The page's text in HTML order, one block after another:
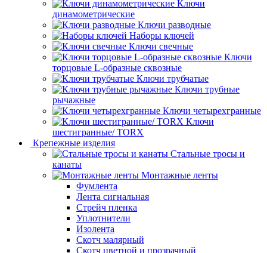
Ключи
динамометрические
Ключи разводные
Наборы ключей
Ключи свечные
Ключи
торцовые L-образные сквозные
Ключи трубчатые
Ключи трубные
рычажные
Ключи четырехгранные
Ключи
шестигранные/ TORX
Крепежные изделия
Стальные тросы и
канаты
Монтажные ленты
Фумлента
Лента сигнальная
Стрейч пленка
Уплотнители
Изолента
Скотч малярный
Скотч цветной и прозрачный